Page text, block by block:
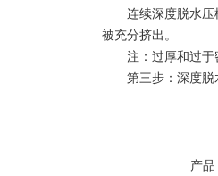
连续深度脱水压榨
被充分挤出。
注：过厚和过于
第三步：深度脱水
产品